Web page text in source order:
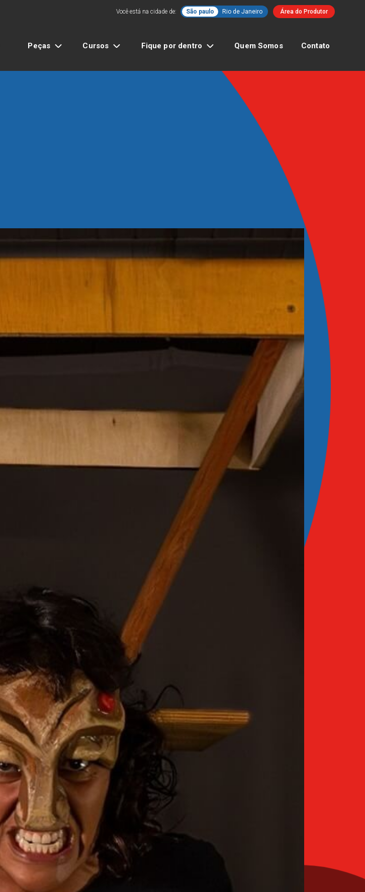
Você está na cidade de: São paulo Rio de Janeiro Área do Produtor
Peças Cursos Fique por dentro Quem Somos Contato